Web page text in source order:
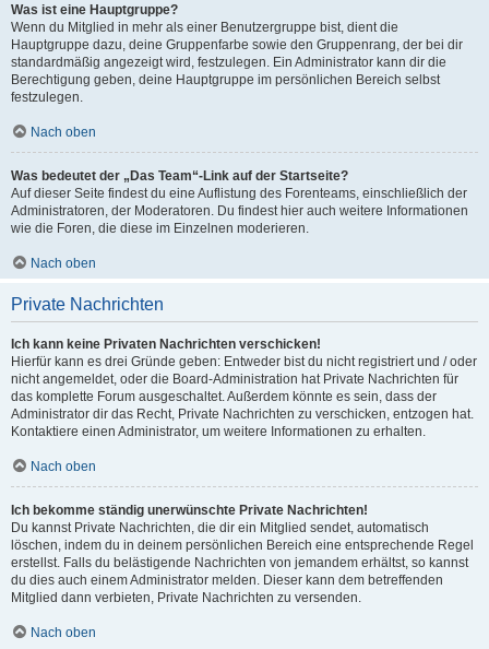
Was ist eine Hauptgruppe?
Wenn du Mitglied in mehr als einer Benutzergruppe bist, dient die
Hauptgruppe dazu, deine Gruppenfarbe sowie den Gruppenrang, der bei dir
standardmäßig angezeigt wird, festzulegen. Ein Administrator kann dir die
Berechtigung geben, deine Hauptgruppe im persönlichen Bereich selbst
festzulegen.
Nach oben
Was bedeutet der „Das Team“-Link auf der Startseite?
Auf dieser Seite findest du eine Auflistung des Forenteams, einschließlich der
Administratoren, der Moderatoren. Du findest hier auch weitere Informationen
wie die Foren, die diese im Einzelnen moderieren.
Nach oben
Private Nachrichten
Ich kann keine Privaten Nachrichten verschicken!
Hierfür kann es drei Gründe geben: Entweder bist du nicht registriert und / oder
nicht angemeldet, oder die Board-Administration hat Private Nachrichten für
das komplette Forum ausgeschaltet. Außerdem könnte es sein, dass der
Administrator dir das Recht, Private Nachrichten zu verschicken, entzogen hat.
Kontaktiere einen Administrator, um weitere Informationen zu erhalten.
Nach oben
Ich bekomme ständig unerwünschte Private Nachrichten!
Du kannst Private Nachrichten, die dir ein Mitglied sendet, automatisch
löschen, indem du in deinem persönlichen Bereich eine entsprechende Regel
erstellst. Falls du belästigende Nachrichten von jemandem erhältst, so kannst
du dies auch einem Administrator melden. Dieser kann dem betreffenden
Mitglied dann verbieten, Private Nachrichten zu versenden.
Nach oben